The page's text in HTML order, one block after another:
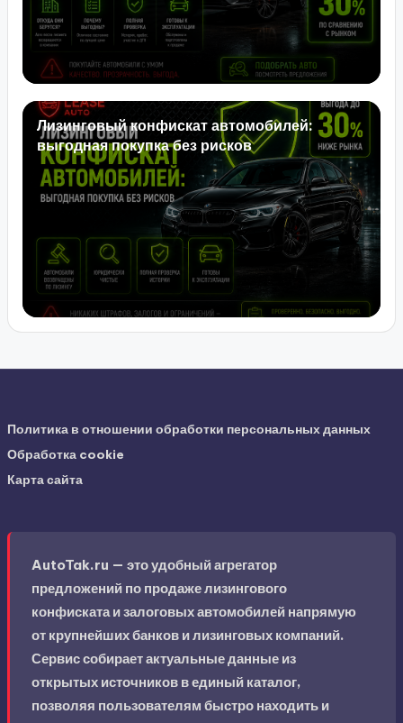
Лизинговый конфискат автомобилей:
выгодная покупка без рисков
Политика в отношении обработки персональных данных
Обработка cookie
Карта сайта
AutoTak.ru — это удобный агрегатор
предложений по продаже лизингового
конфиската и залоговых автомобилей напрямую
от крупнейших банков и лизинговых компаний.
Сервис собирает актуальные данные из
открытых источников в единый каталог,
позволяя пользователям быстро находить и